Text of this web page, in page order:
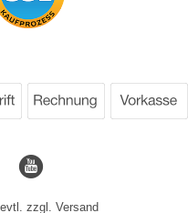
zzgl. Versand